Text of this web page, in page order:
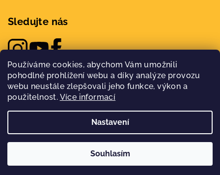
Používáme cookies, abychom Vám umožnili
pohodlné prohlížení webu a díky analýze provozu
webu neustále zlepšovali jeho funkce, výkon a
použitelnost. Více informací
Nastavení
Souhlasím
Sledujte nás
Hairpoint. Všechna práva vyhrazena.
Vytvořil Shoptet